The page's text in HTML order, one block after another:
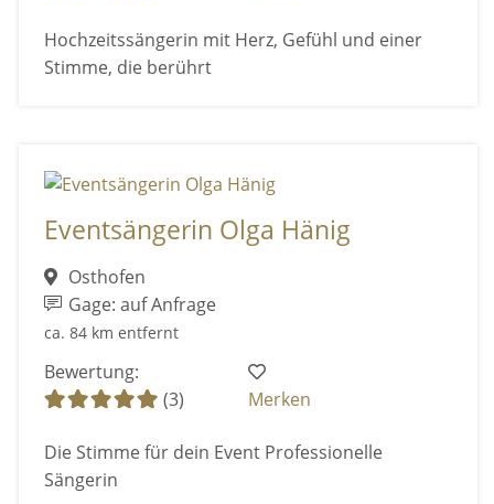
Hochzeitssängerin mit Herz, Gefühl und einer
Stimme, die berührt
Eventsängerin Olga Hänig
Osthofen
Gage: auf Anfrage
ca. 84 km entfernt
Bewertung:
(3)
Merken
Die Stimme für dein Event Professionelle
Sängerin